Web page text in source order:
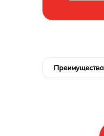
Преимущества